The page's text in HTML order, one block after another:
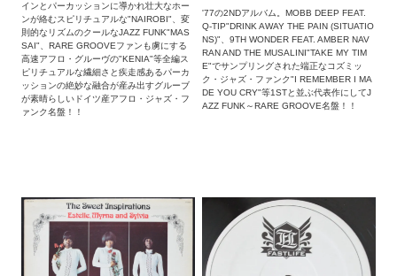
インとパーカッションに導かれ壮大なホー
ンが絡むスピリチュアルな"NAIROBI"、変
則的なリズムのクールなJAZZ FUNK"MAS
SAI"、RARE GROOVEファンも虜にする
高速アフロ・グルーヴの"KENIA"等全編ス
ピリチュアルな繊細さと疾走感あるパーカ
ッションの絶妙な融合が産み出すグルーブ
が素晴らしいドイツ産アフロ・ジャズ・フ
ァンク名盤！！
'77の2NDアルバム。MOBB DEEP FEAT.
Q-TIP"DRINK AWAY THE PAIN (SITUATIO
NS)"、9TH WONDER FEAT. AMBER NAV
RAN AND THE MUSALINI"TAKE MY TIM
E"でサンプリングされた端正なコズミッ
ク・ジャズ・ファンク"I REMEMBER I MA
DE YOU CRY"等1STと並ぶ代表作にしてJ
AZZ FUNK～RARE GROOVE名盤！！